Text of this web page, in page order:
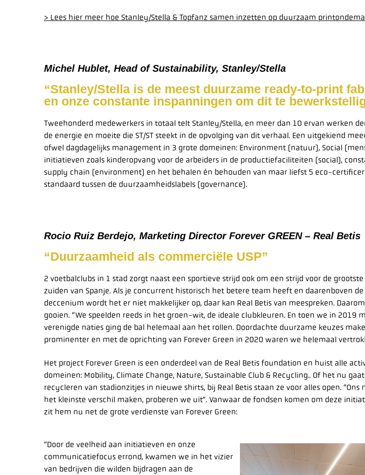
> Lees hier meer hoe Stanley/Stella & Topfanz samen inzetten op duurzaam
Michel Hublet, Head of Sustainability, Stanley/Stella
“Stanley/Stella is de meest duurzame ready-to-print
en onze constante inspanningen om dit te
Tweehonderd medewerkers in totaal telt Stanley/Stella, en meer dan 10 ervan werken
de energie en moeite die ST/ST steekt in de opvolging van dit verhaal. Een uitgekiend
ofwel dagdagelijks management in 3 grote domeinen: Environment (natuur), Social
initiatieven zoals kinderopvang voor de arbeiders in de productiefaciliteiten (social),
supply chain (environment) en het behalen én behouden van maar liefst 5 eco-
standaard tussen de duurzaamheidslabels (governance).
Rocio Ruiz Berdejo, Marketing Director Forever GREEN – Real Betis
“Duurzaamheid als commerciële USP”
2 voetbalclubs in 1 stad zorgt naast een sportieve strijd ook om een strijd voor de
zuiden van Spanje. Als je concurrent historisch het betere team heeft en daarenboven
deccenium wordt het er niet makkelijker op, daar kan Real Betis van meespreken.
gooien. “We speelden reeds in het groen-wit, de ideale clubkleuren. En toen we in
verenigde naties ging de bal helemaal aan het rollen. Doordachte duurzame keuzes
prominenter en met de oprichting van Forever Green in 2020 waren we helemaal
Het project Forever Green is een onderdeel van de Real Betis foundation en huist alle
domeinen: Mobility, Climate Change, Nature, Sustainable Club & Recycling.. Of het nu
recycleren van stadionzitjes in nieuwe shirts, bij Real Betis staan ze voor alles open.
het kleinste verschil maken, proberen we uit”. Vanwaar de fondsen komen om deze
zit hem nu net de grote verdienste van Forever Green:
“Door de veelheid aan initiatieven en onze
communicatiefocus errond, kwamen we in het vizier
van bedrijven die wilden bijdragen aan de